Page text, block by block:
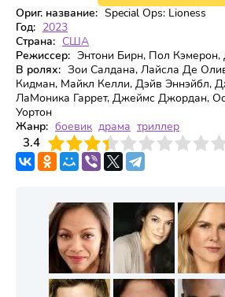
Ориг. название: Special Ops: Lioness
Год: 2023
Страна: США
Режиссер: Энтони Бирн, Пол
В ролях: Зои Салдана, Лайсла Де
Кидман, Майкл Келли, Дэйв Эннэйбл,
ЛаМоника Гаррет, Джеймс Джордан,
Уортон
Жанр: боевик драма триллер
3.4
4 6 7 8 9 10